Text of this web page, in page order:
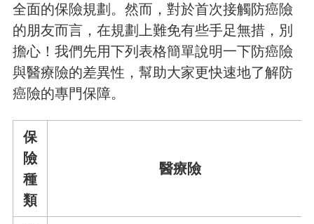
全面的保險規劃。然而，對於首次接觸防癌險
的朋友而言，在規劃上難免有些手足無措，別
擔心！我們先用下列表格簡單說明一下防癌險
與醫療險的差異性，幫助大家更快速地了解防
癌險的專門保障。
保
險
種
類
醫療險